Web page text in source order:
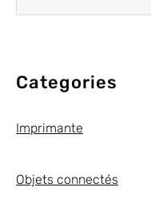
Categories
Imprimante
Objets connectés